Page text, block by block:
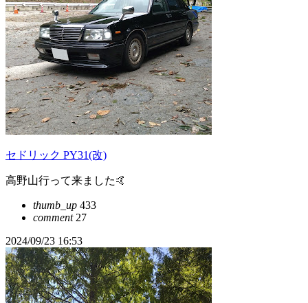
セドリック PY31(改)
高野山行って来ました🤙
thumb_up 433
comment27
2024/09/23 16:53